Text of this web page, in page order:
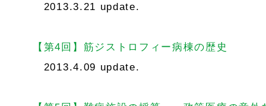
2013.3.21 update.
【第4回】筋ジストロフィー病棟の歴史
2013.4.09 update.